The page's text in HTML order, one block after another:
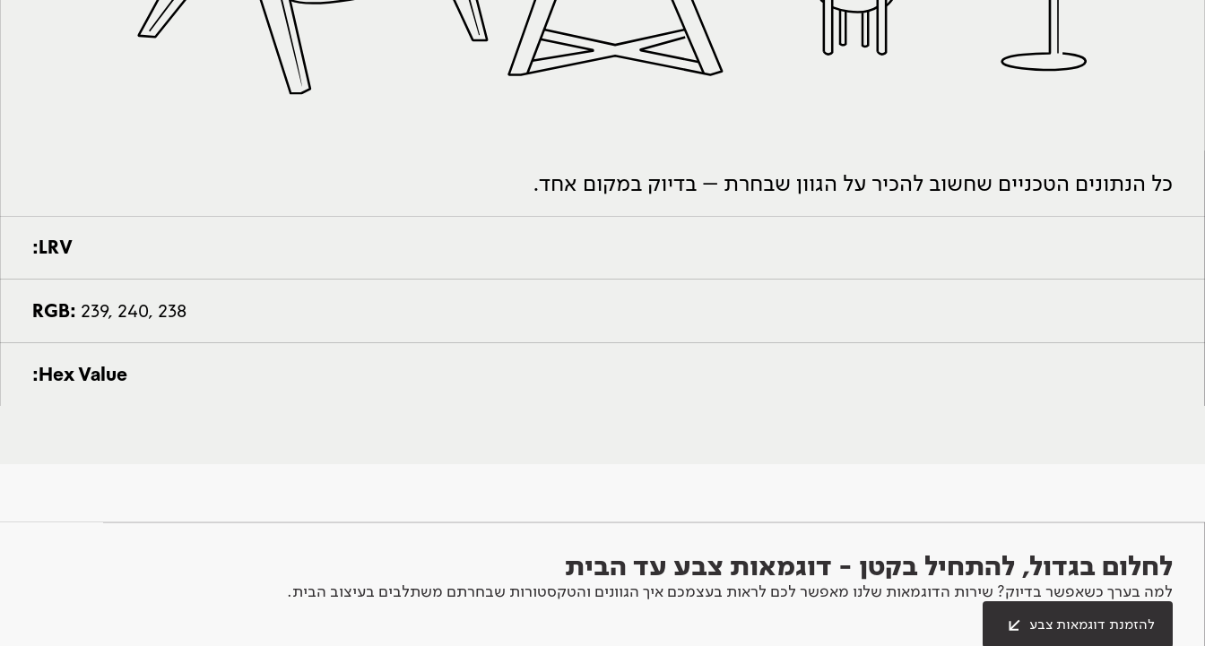
כל הנתונים הטכניים שחשוב להכיר על הגוון שבחרת – בדיוק במקום אחד.
LRV:
RGB: 239, 240, 238
Hex Value:
לחלום בגדול, להתחיל בקטן - דוגמאות צבע עד הבית
למה בערך כשאפשר בדיוק? שירות הדוגמאות שלנו מאפשר לכם לראות בעצמכם איך הגוונים והטקסטורות שבחרתם משתלבים בעיצוב הבית.
להזמנת דוגמאות צבע